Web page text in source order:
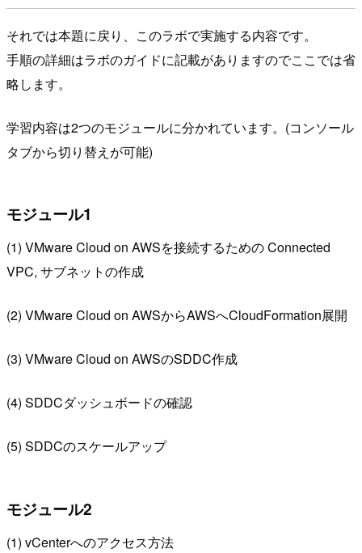
それでは本題に戻り、このラボで実施する内容です。
手順の詳細はラボのガイドに記載がありますのでここでは省
略します。
学習内容は2つのモジュールに分かれています。(コンソール
タブから切り替えが可能)
モジュール1
(1) VMware Cloud on AWSを接続するための Connected
VPC, サブネットの作成
(2) VMware Cloud on AWSからAWSへCloudFormation展開
(3) VMware Cloud on AWSのSDDC作成
(4) SDDCダッシュボードの確認
(5) SDDCのスケールアップ
モジュール2
(1) vCenterへのアクセス方法